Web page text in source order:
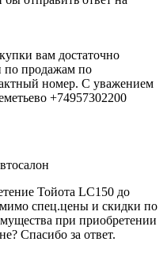
вам достаточно
по продажам по
номер. С уважением
+74957302200
Тойота LC150 до
спец.цены и скидки по
при приобретении
Спасибо за ответ.